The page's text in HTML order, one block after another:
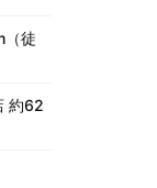
（徒
約62